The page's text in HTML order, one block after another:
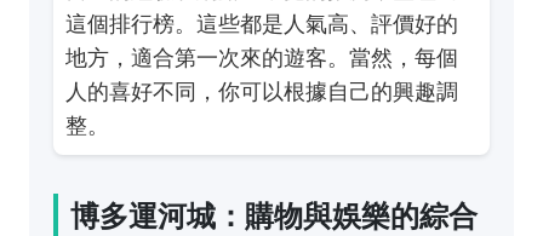
這個排行榜。這些都是人氣高、評價好的
地方，適合第一次來的遊客。當然，每個
人的喜好不同，你可以根據自己的興趣調
整。
博多運河城：購物與娛樂的綜合